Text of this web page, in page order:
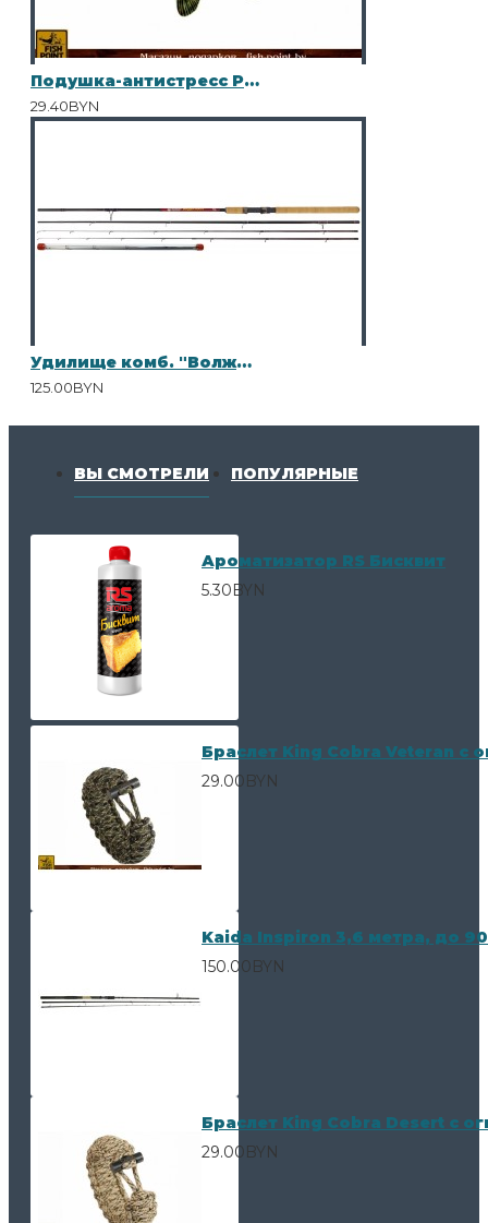
Подушка-антистресс Рыба "КАРАСЬ" мал.
29.40BYN
Удилище комб. "Волжанка Фидер Матч" 3,3 м (секций 3+3+1) тест до 90/25гр (IM7)
125.00BYN
ВЫ СМОТРЕЛИ ПОПУЛЯРНЫЕ
Ароматизатор RS Бисквит
5.30BYN
Браслет King Cobra Veteran с
29.00BYN
Kaida Inspiron 3,6 метра, до
150.00BYN
Браслет King Cobra Desert с
29.00BYN